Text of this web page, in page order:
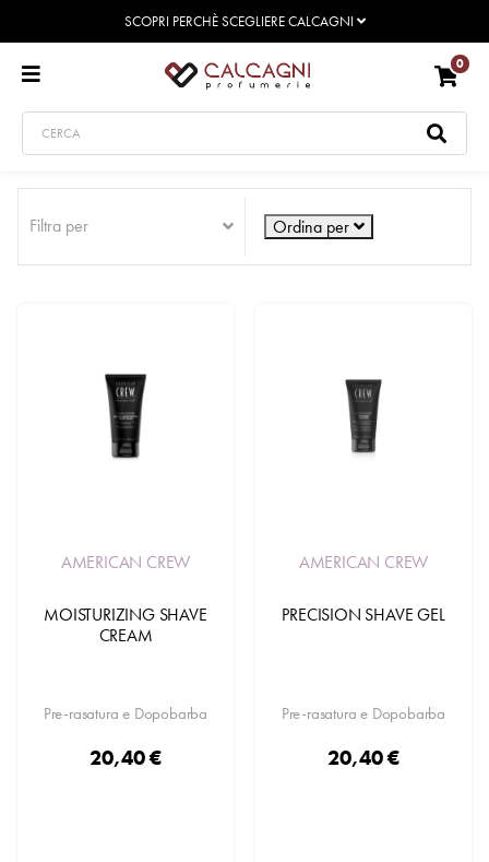
SCOPRI PERCHÈ SCEGLIERE CALCAGNI
0
Filtra per Ordina per
AMERICAN CREW
MOISTURIZING SHAVE
CREAM
Pre-rasatura e Dopobarba
20,40 €
AMERICAN CREW
PRECISION SHAVE GEL
Pre-rasatura e Dopobarba
20,40 €